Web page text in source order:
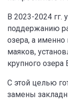
В 2023-2024 гг.
поддержанию
озера, а
маяков,
крупного озера
С этой целью
замены